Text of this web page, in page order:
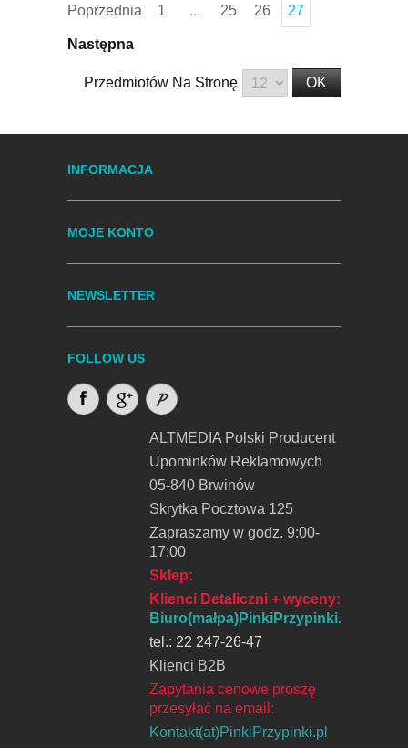
Poprzednia 1 ... 25 26 27
Następna
Przedmiotów Na Stronę
INFORMACJA
MOJE KONTO
NEWSLETTER
FOLLOW US
ALTMEDIA Polski Producent
Upominków Reklamowych
05-840 Brwinów
Skrytka Pocztowa 125
Zapraszamy w godz. 9:00-
17:00
Sklep:
Klienci Detaliczni + wyceny:
Biuro(małpa)PinkiPrzypinki.pl
tel.: 22 247-26-47
Klienci B2B
Zapytania cenowe proszę
przesyłać na email:
Kontakt(at)PinkiPrzypinki.pl